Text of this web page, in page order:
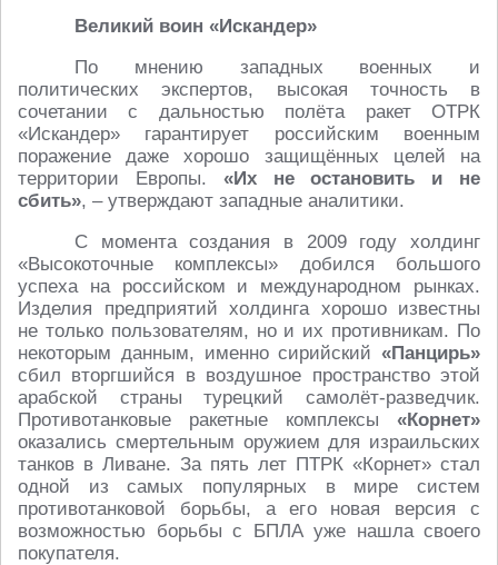
Великий воин «Искандер»
По мнению западных военных и
политических экспертов, высокая точность в
сочетании с дальностью полёта ракет ОТРК
«Искандер» гарантирует российским военным
поражение даже хорошо защищённых целей на
территории Европы. «Их не остановить и не
сбить», – утверждают западные аналитики.
С момента создания в 2009 году холдинг
«Высокоточные комплексы» добился большого
успеха на российском и международном рынках.
Изделия предприятий холдинга хорошо известны
не только пользователям, но и их противникам. По
некоторым данным, именно сирийский «Панцирь»
сбил вторгшийся в воздушное пространство этой
арабской страны турецкий самолёт-разведчик.
Противотанковые ракетные комплексы «Корнет»
оказались смертельным оружием для израильских
танков в Ливане. За пять лет ПТРК «Корнет» стал
одной из самых популярных в мире систем
противотанковой борьбы, а его новая версия с
возможностью борьбы с БПЛА уже нашла своего
покупателя.